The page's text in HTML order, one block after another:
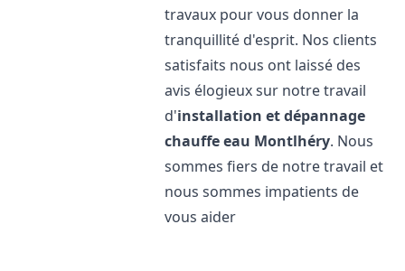
travaux pour vous donner la
tranquillité d'esprit. Nos clients
satisfaits nous ont laissé des
avis élogieux sur notre travail
d'installation et dépannage
chauffe eau Montlhéry. Nous
sommes fiers de notre travail et
nous sommes impatients de
vous aider